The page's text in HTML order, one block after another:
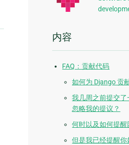
内容
FAQ：贡献代码
如何为 Django 贡
我几周之前提交
忽略我的提议？
何时以及如何提醒
但是我已经提醒